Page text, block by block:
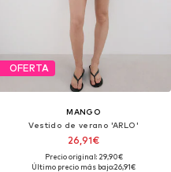
OFERTA
MANGO
Vestido de verano 'ARLO'
26,91€
Precio original: 29,90€
Último precio más bajo:26,91€